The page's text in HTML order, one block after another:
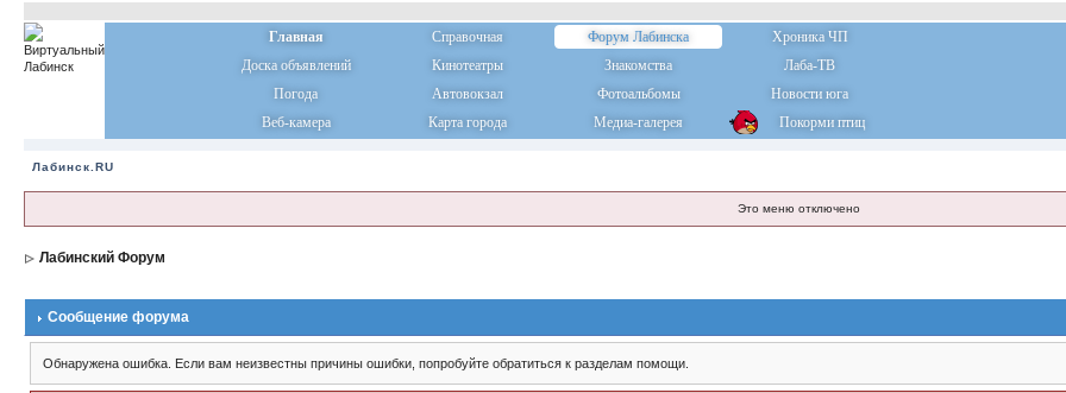
Главная Справочная Форум Лабинска
Хроника ЧП
Доска объявлений
Кинотеатры Знакомства
Лаба-ТВ
Погода
Автовокзал Фотоальбомы
Новости юга
Веб-камера
Карта города Медиа-галерея Покорми птиц
Лабинск.RU
Это меню отключено
Лабинский Форум
Сообщение форума
Обнаружена ошибка. Если вам неизвестны причины ошибки, попробуйте обратиться к разделам помощи.